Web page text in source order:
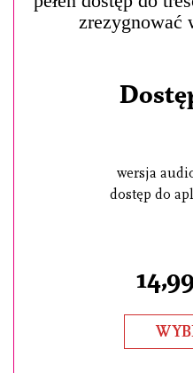
zrezygnować
wersja
dostęp do